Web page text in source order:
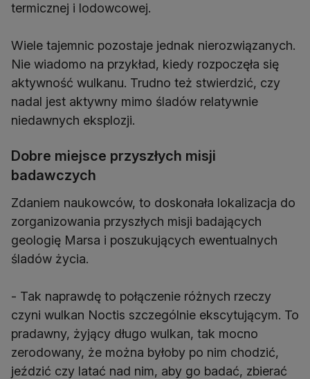
termicznej i lodowcowej.
Wiele tajemnic pozostaje jednak nierozwiązanych.
Nie wiadomo na przykład, kiedy rozpoczęła się
aktywność wulkanu. Trudno też stwierdzić, czy
nadal jest aktywny mimo śladów relatywnie
niedawnych eksplozji.
Dobre miejsce przyszłych misji
badawczych
Zdaniem naukowców, to doskonała lokalizacja do
zorganizowania przyszłych misji badających
geologię Marsa i poszukujących ewentualnych
śladów życia.
- Tak naprawdę to połączenie różnych rzeczy
czyni wulkan Noctis szczególnie ekscytującym. To
pradawny, żyjący długo wulkan, tak mocno
zerodowany, że można byłoby po nim chodzić,
jeździć czy latać nad nim, aby go badać, zbierać